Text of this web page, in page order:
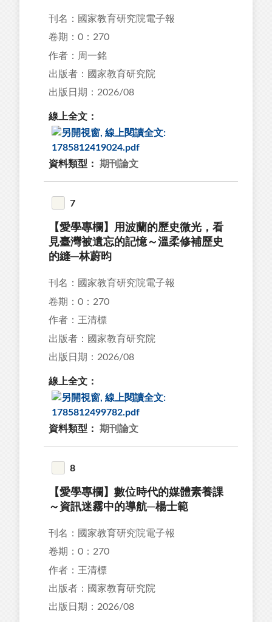
刊名：國家教育研究院電子報
卷期：0：270
作者：周一銘
出版者：國家教育研究院
出版日期：2026/08
線上全文：
資料類型： 期刊論文
7
【愛學專欄】用波蘭的歷史微光，看
見臺灣被遺忘的記憶～溫柔修補歷史
的縫─林蔚昀
刊名：國家教育研究院電子報
卷期：0：270
作者：王清標
出版者：國家教育研究院
出版日期：2026/08
線上全文：
資料類型： 期刊論文
8
【愛學專欄】數位時代的媒體素養課
～資訊迷霧中的導航─楊士範
刊名：國家教育研究院電子報
卷期：0：270
作者：王清標
出版者：國家教育研究院
出版日期：2026/08